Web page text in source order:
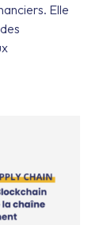
Elle